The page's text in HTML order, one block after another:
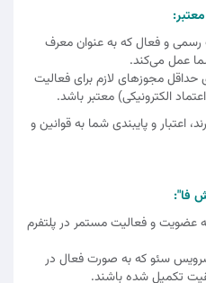
و فعال که به عنوان معرف
عمل می‌کند.
حداقل مجوزهای لازم برای فعالیت
الکترونیکی) معتبر باشد.
اعتبار و پایبندی شما به قوانین و
و فعالیت مستمر در پلتفرم
حداقل 10 سرویس سئو که به صورت فعال در
تکمیل شده باشند.